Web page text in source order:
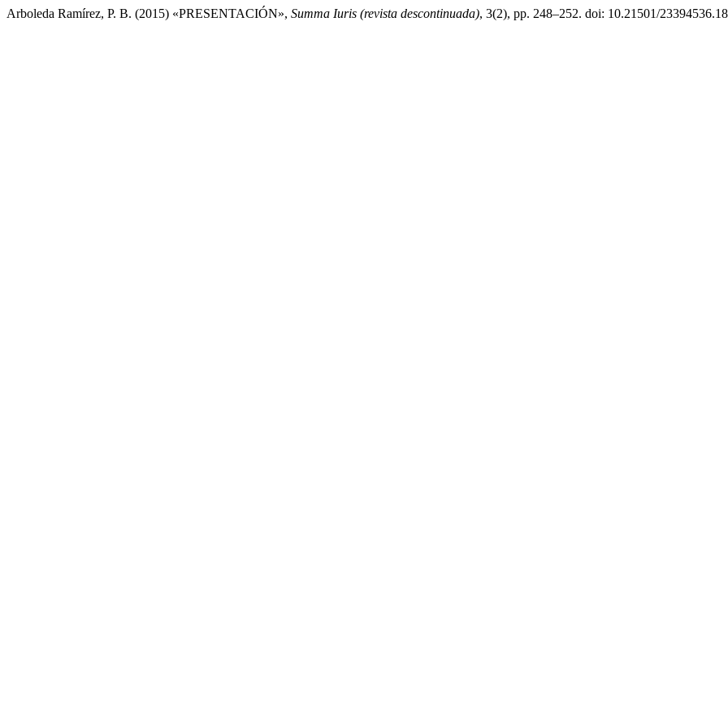
Arboleda Ramírez, P. B. (2015) «PRESENTACIÓN», Summa Iuris (revista descontinuada), 3(2), pp. 248–252. doi: 10.21501/